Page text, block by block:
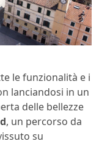
le funzionalità e i
lanciandosi in un
delle bellezze
, un percorso da
su